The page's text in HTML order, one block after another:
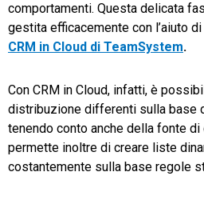
comportamenti. Questa delicata
gestita efficacemente con l’aiuto
CRM in Cloud di TeamSystem.
Con CRM in Cloud, infatti, è
distribuzione differenti sulla base
tenendo conto anche della fonte
permette inoltre di creare liste
costantemente sulla base regole